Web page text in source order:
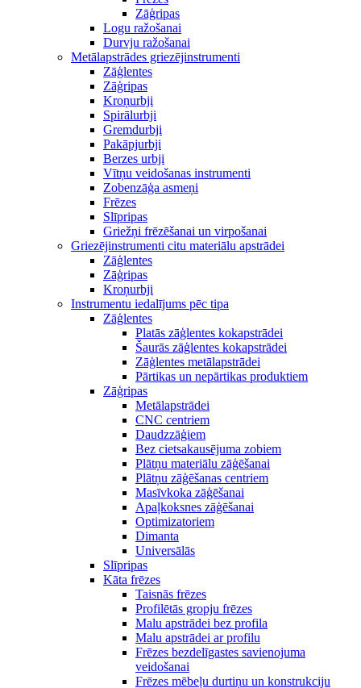
Zāģripas
Logu ražošanai
Durvju ražošanai
Metālapstrādes griezējinstrumenti
Zāģlentes
Zāģripas
Kroņurbji
Spirālurbji
Gremdurbji
Pakāpjurbji
Berzes urbji
Vītņu veidošanas instrumenti
Zobenzāģa asmeņi
Frēzes
Slīpripas
Griežņi frēzēšanai un virpošanai
Griezējinstrumenti citu materiālu apstrādei
Zāģlentes
Zāģripas
Kroņurbji
Instrumentu iedalījums pēc tipa
Zāģlentes
Platās zāģlentes kokapstrādei
Šaurās zāģlentes kokapstrādei
Zāģlentes metālapstrādei
Pārtikas un nepārtikas produktiem
Zāģripas
Metālapstrādei
CNC centriem
Daudzzāģiem
Bez cietsakausējuma zobiem
Plātņu materiālu zāģēšanai
Plātņu zāģēšanas centriem
Masīvkoka zāģēšanai
Apaļkoksnes zāģēšanai
Optimizatoriem
Dimanta
Universālās
Slīpripas
Kāta frēzes
Taisnās frēzes
Profilētās gropju frēzes
Malu apstrādei bez profila
Malu apstrādei ar profilu
Frēzes bezdelīgastes savienojuma
veidošanai
Frēzes mēbeļu durtiņu un konstrukciju